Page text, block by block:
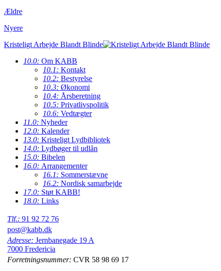
Ældre
Nyere
Kristeligt Arbejde Blandt Blinde
10.0: Om KABB
10.1: Kontakt
10.2: Bestyrelse
10.3: Økonomi
10.4: Årsberetning
10.5: Privatlivspolitik
10.6: Vedtægter
11.0: Nyheder
12.0: Kalender
13.0: Kristeligt Lydbibliotek
14.0: Lydbøger til udlån
15.0: Bibelen
16.0: Arrangementer
16.1: Sommerstævne
16.2: Nordisk samarbejde
17.0: Støt KABB!
18.0: Links
Tlf.: 91 92 72 76
post@kabb.dk
Adresse: Jernbanegade 19 A
7000 Fredericia
Forretningsnummer: CVR 58 98 69 17